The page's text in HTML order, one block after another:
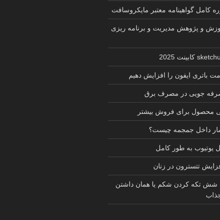
و پژوهش مدیریت و برنامه ریزی
باتری ایفون را افزایش دهیم
صرفه جویی در مصرف برق
محصول برای فروش بیشتر
داخل جمجمه چیست؟
به طور کامل
تتسترون در زنان
شش تکه کردن شکم یا همان داشتن